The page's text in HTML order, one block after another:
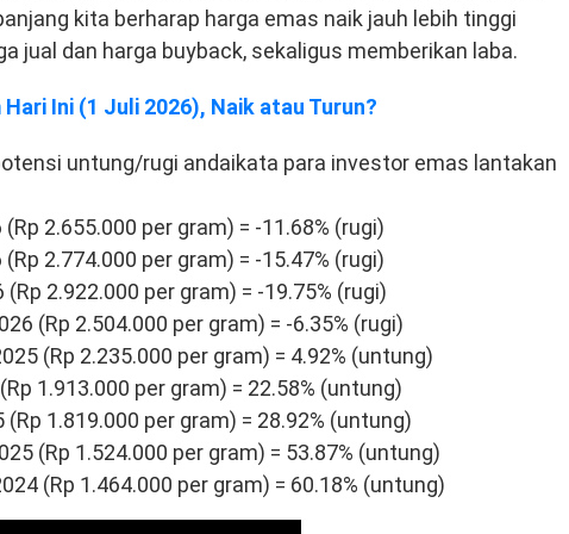
kita berharap harga emas naik jauh lebih tinggi
jual dan harga buyback, sekaligus memberikan laba.
Ini (1 Juli 2026), Naik atau Turun?
untung/rugi andaikata para investor emas lantakan
2.655.000 per gram) = -11.68% (rugi)
2.774.000 per gram) = -15.47% (rugi)
2.922.000 per gram) = -19.75% (rugi)
(Rp 2.504.000 per gram) = -6.35% (rugi)
(Rp 2.235.000 per gram) = 4.92% (untung)
1.913.000 per gram) = 22.58% (untung)
1.819.000 per gram) = 28.92% (untung)
(Rp 1.524.000 per gram) = 53.87% (untung)
(Rp 1.464.000 per gram) = 60.18% (untung)